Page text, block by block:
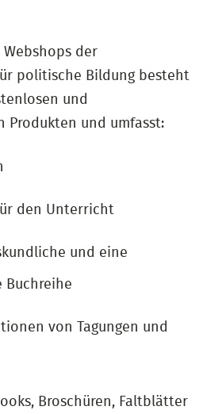
Webshops der
politische Bildung besteht
und
Produkten und umfasst:
den Unterricht
und eine
Buchreihe
von Tagungen und
Broschüren, Faltblätter